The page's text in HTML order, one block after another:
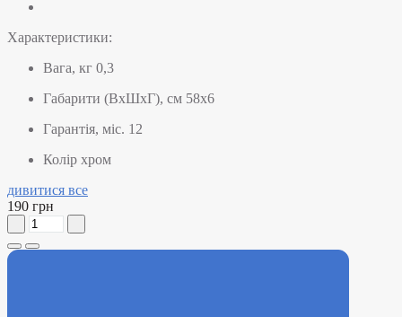
Характеристики:
Вага, кг 0,3
Габарити (ВхШхГ), см 58х6
Гарантія, міс. 12
Колір хром
дивитися все
190 грн